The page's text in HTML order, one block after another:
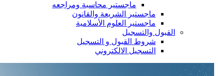
ماجستير محاسبة ومراجعه
ماجستير الشريعة والقانون
ماجستير العلوم الأسلامية
القبول والتسجيل
شروط القبول و التسجيل
التسجيل الالكتروني